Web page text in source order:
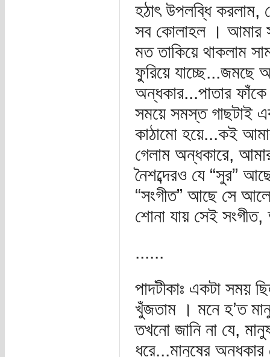
হঠাৎ উপলব্ধি
সব কোলাহল । আমার
মত তাকিয়ে থাকলাম
ফুরিয়ে
অন্ধকার...পাতার
সময়ে সমস্ত গাছটাই
কাঠামো হয়ে...কই
গেলাম অন্ধকারে,
নৈশব্দেরও যে “সুর”
“সংগীত” আছে সে
শোনা যায় সেই
......
পাদটীকাঃ একটা সময়
খুঁজতাম । মনে হ’ত
তখনো জানি না যে,
ধরে...মানুষের